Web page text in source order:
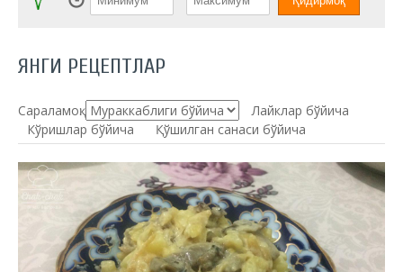
ЯНГИ РЕЦЕПТЛАР
Сараламоқ:
Лайклар бўйича
Кўришлар бўйича
Қўшилган санаси бўйича